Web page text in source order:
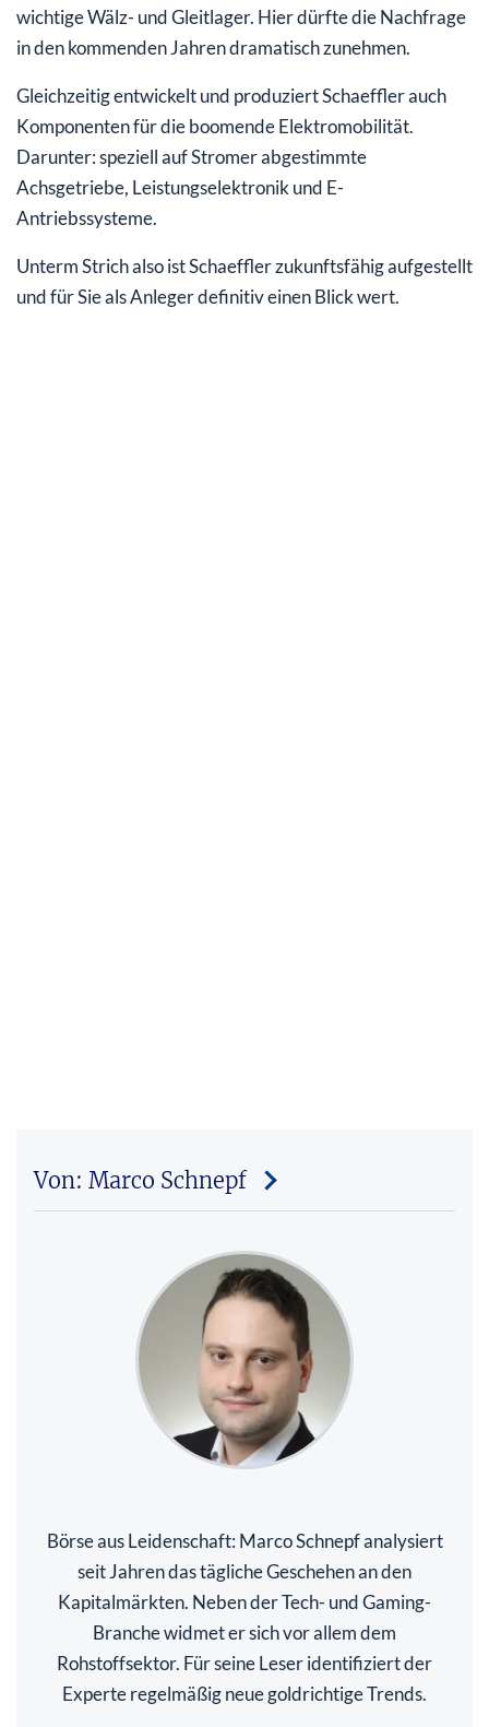
wichtige Wälz- und Gleitlager. Hier dürfte die Nachfrage
in den kommenden Jahren dramatisch zunehmen.
Gleichzeitig entwickelt und produziert Schaeffler auch
Komponenten für die boomende Elektromobilität.
Darunter: speziell auf Stromer abgestimmte
Achsgetriebe, Leistungselektronik und E-
Antriebssysteme.
Unterm Strich also ist Schaeffler zukunftsfähig aufgestellt
und für Sie als Anleger definitiv einen Blick wert.
Von: Marco Schnepf
Börse aus Leidenschaft: Marco Schnepf analysiert
seit Jahren das tägliche Geschehen an den
Kapitalmärkten. Neben der Tech- und Gaming-
Branche widmet er sich vor allem dem
Rohstoffsektor. Für seine Leser identifiziert der
Experte regelmäßig neue goldrichtige Trends.